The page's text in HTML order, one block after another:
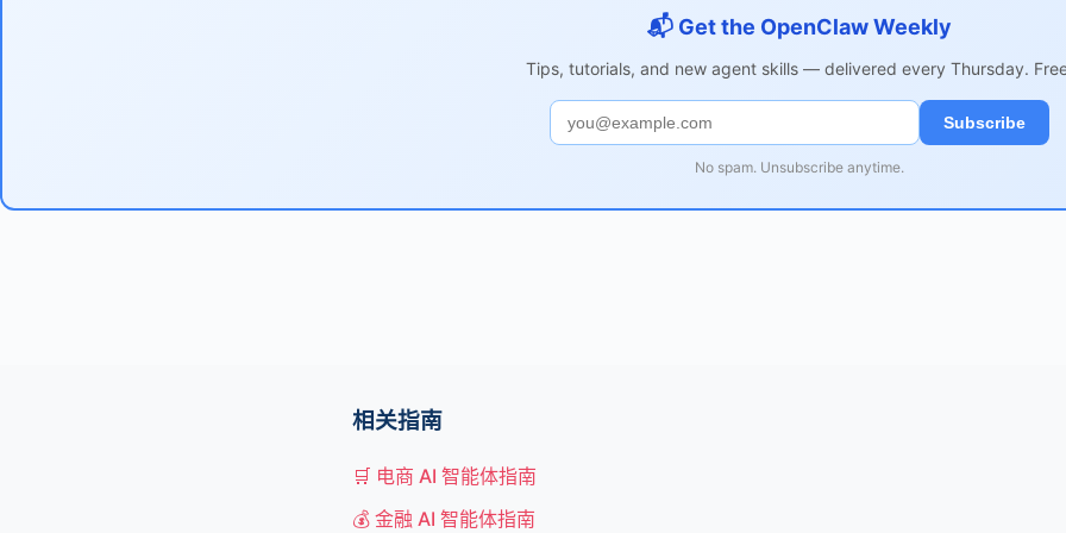
📬 Get the OpenClaw Weekly
Tips, tutorials, and new agent skills — delivered every Thursday.
Subscribe
No spam. Unsubscribe anytime.
相关指南
🛒 电商 AI 智能体指南
💰 金融 AI 智能体指南